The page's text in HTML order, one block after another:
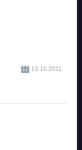
13.10.2011